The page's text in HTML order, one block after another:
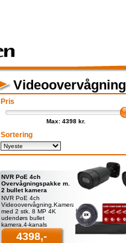
Videoovervågning
Pris
Max: 4398 kr.
Sortering
NVR PoE 4ch
Overvågningspakke m.
2 bullet kamera
NVR PoE 4ch
Videoovervågning.Kamerapakke
med 2 stk. 8 MP 4K
udendørs bullet
kamera.4-kanals
harddiskoptager til
videovervågning.Harddisk
4398,-